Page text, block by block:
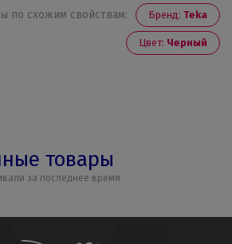
по схожим свойствам: Бренд: Teka
Цвет: Черный
товары
за последнее время